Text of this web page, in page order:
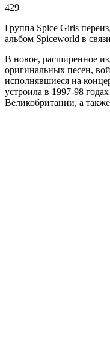
429
Группа Spice Girls
альбом Spiceworld в
В новое, расширенное
оригинальных песен,
исполнявшиеся на
устроила в 1997-98
Великобритании, а